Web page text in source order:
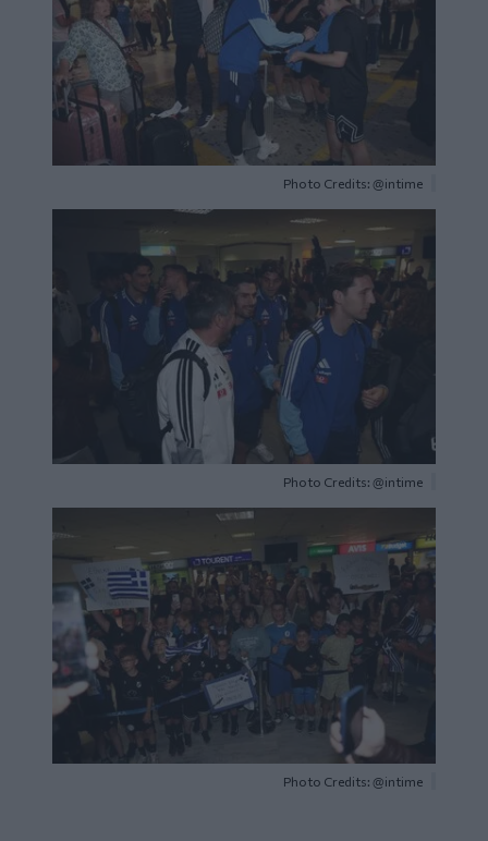
Photo Credits: @intime
Photo Credits: @intime
Photo Credits: @intime